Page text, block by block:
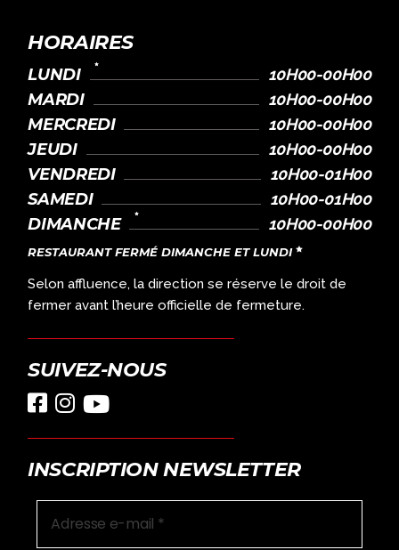
HORAIRES
LUNDI 10H00-00H00
MARDI 10H00-00H00
MERCREDI 10H00-00H00
JEUDI 10H00-00H00
VENDREDI 10H00-01H00
SAMEDI 10H00-01H00
DIMANCHE 10H00-00H00
RESTAURANT FERMÉ DIMANCHE ET LUNDI
Selon affluence, la direction se réserve le droit de
fermer avant l’heure officielle de fermeture.
SUIVEZ-NOUS
INSCRIPTION NEWSLETTER